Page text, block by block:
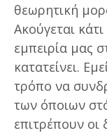
θεωρητική
Ακούγεται
εμπειρία μας
κατατείνει.
τρόπο να
των όποιων
επιτρέπουν οι